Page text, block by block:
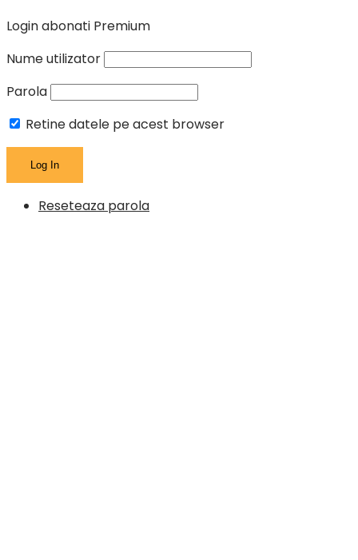
Login abonati Premium
Nume utilizator
Parola
Retine datele pe acest browser
Reseteaza parola